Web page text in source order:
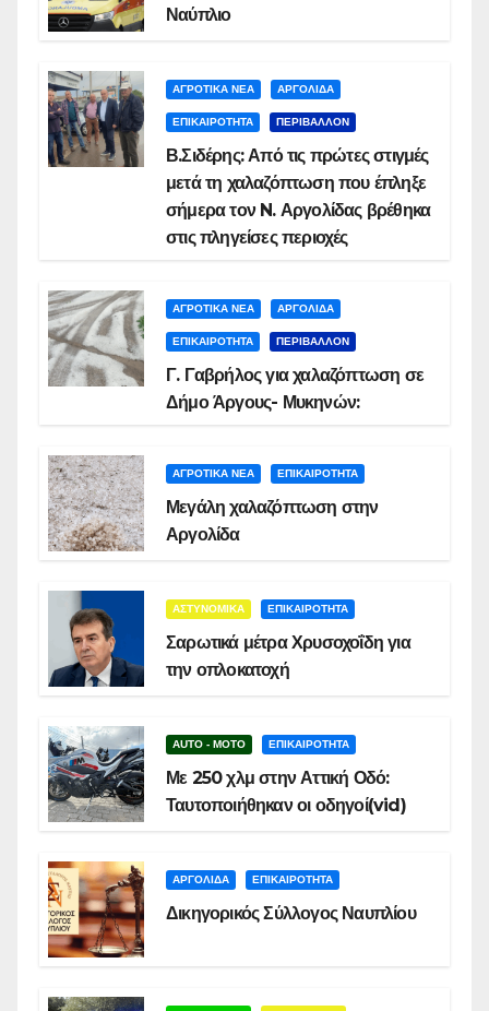
Ναύπλιο
ΑΓΡΟΤΙΚΑ ΝΕΑ ΑΡΓΟΛΙΔΑ
ΕΠΙΚΑΙΡΟΤΗΤΑ ΠΕΡΙΒΑΛΛΟΝ
Β.Σιδέρης: Από τις πρώτες στιγμές
μετά τη χαλαζόπτωση που έπληξε
σήμερα τον N. Αργολίδας βρέθηκα
στις πληγείσες περιοχές
ΑΓΡΟΤΙΚΑ ΝΕΑ ΑΡΓΟΛΙΔΑ
ΕΠΙΚΑΙΡΟΤΗΤΑ ΠΕΡΙΒΑΛΛΟΝ
Γ. Γαβρήλος για χαλαζόπτωση σε
Δήμο Άργους- Μυκηνών:
ΑΓΡΟΤΙΚΑ ΝΕΑ ΕΠΙΚΑΙΡΟΤΗΤΑ
Μεγάλη χαλαζόπτωση στην
Αργολίδα
ΑΣΤΥΝΟΜΙΚΑ ΕΠΙΚΑΙΡΟΤΗΤΑ
Σαρωτικά μέτρα Χρυσοχοΐδη για
την οπλοκατοχή
AUTO - MOTO ΕΠΙΚΑΙΡΟΤΗΤΑ
Με 250 χλμ στην Αττική Οδό:
Ταυτοποιήθηκαν οι οδηγοί(vid)
ΑΡΓΟΛΙΔΑ ΕΠΙΚΑΙΡΟΤΗΤΑ
Δικηγορικός Σύλλογος Ναυπλίου